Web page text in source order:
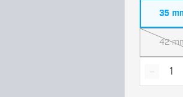
35
42
-